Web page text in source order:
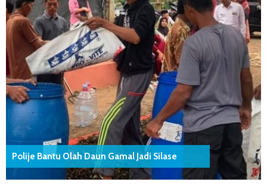
Polije Bantu Olah Daun Gamal Jadi Silase